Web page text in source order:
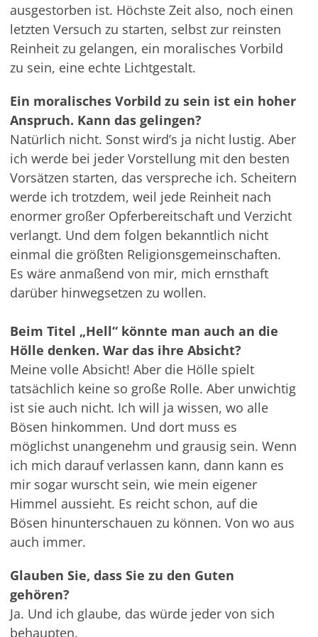
ausgestorben ist. Höchste Zeit also, noch einen
letzten Versuch zu starten, selbst zur reinsten
Reinheit zu gelangen, ein moralisches Vorbild
zu sein, eine echte Lichtgestalt.
Ein moralisches Vorbild zu sein ist ein hoher
Anspruch. Kann das gelingen?
Natürlich nicht. Sonst wird’s ja nicht lustig. Aber
ich werde bei jeder Vorstellung mit den besten
Vorsätzen starten, das verspreche ich. Scheitern
werde ich trotzdem, weil jede Reinheit nach
enormer großer Opferbereitschaft und Verzicht
verlangt. Und dem folgen bekanntlich nicht
einmal die größten Religionsgemeinschaften.
Es wäre anmaßend von mir, mich ernsthaft
darüber hinwegsetzen zu wollen.
Beim Titel „Hell“ könnte man auch an die
Hölle denken. War das ihre Absicht?
Meine volle Absicht! Aber die Hölle spielt
tatsächlich keine so große Rolle. Aber unwichtig
ist sie auch nicht. Ich will ja wissen, wo alle
Bösen hinkommen. Und dort muss es
möglichst unangenehm und grausig sein. Wenn
ich mich darauf verlassen kann, dann kann es
mir sogar wurscht sein, wie mein eigener
Himmel aussieht. Es reicht schon, auf die
Bösen hinunterschauen zu können. Von wo aus
auch immer.
Glauben Sie, dass Sie zu den Guten
gehören?
Ja. Und ich glaube, das würde jeder von sich
behaupten.